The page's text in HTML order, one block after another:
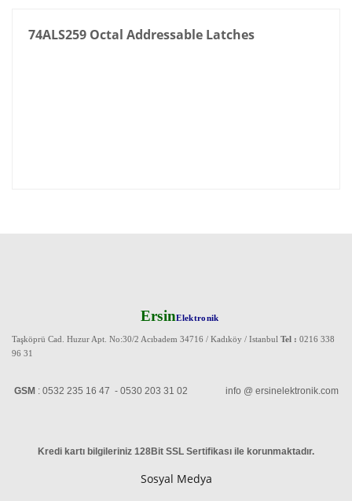
74ALS259 Octal Addressable Latches
ErsinElektronik
Taşköprü Cad. Huzur Apt. No:30/2 Acıbadem 34716 / Kadıköy / Istanbul Tel : 0216 338
96 31
GSM : 0532 235 16 47 - 0530 203 31 02 info @ ersinelektronik.com
Kredi kartı bilgileriniz 128Bit SSL Sertifikası ile korunmaktadır.
Sosyal Medya